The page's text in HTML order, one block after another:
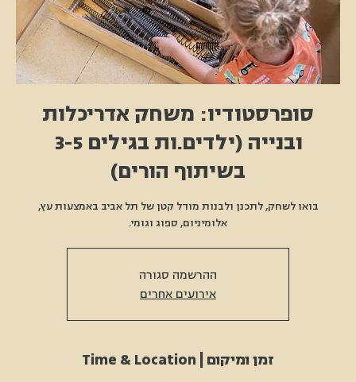
סופרסטודיו: משחק אדריכלות
ובנייה (ילדים.ות בגילים 3-5
בשיתוף הורים)
בואו לשחק, לתכנן ולבנות מודל קטן של תל אביב באמצעות עץ,
אלומיניום, ספוג וגומי.
ההרשמה סגורה
אירועים אחרים
זמן ומיקום | Time & Location